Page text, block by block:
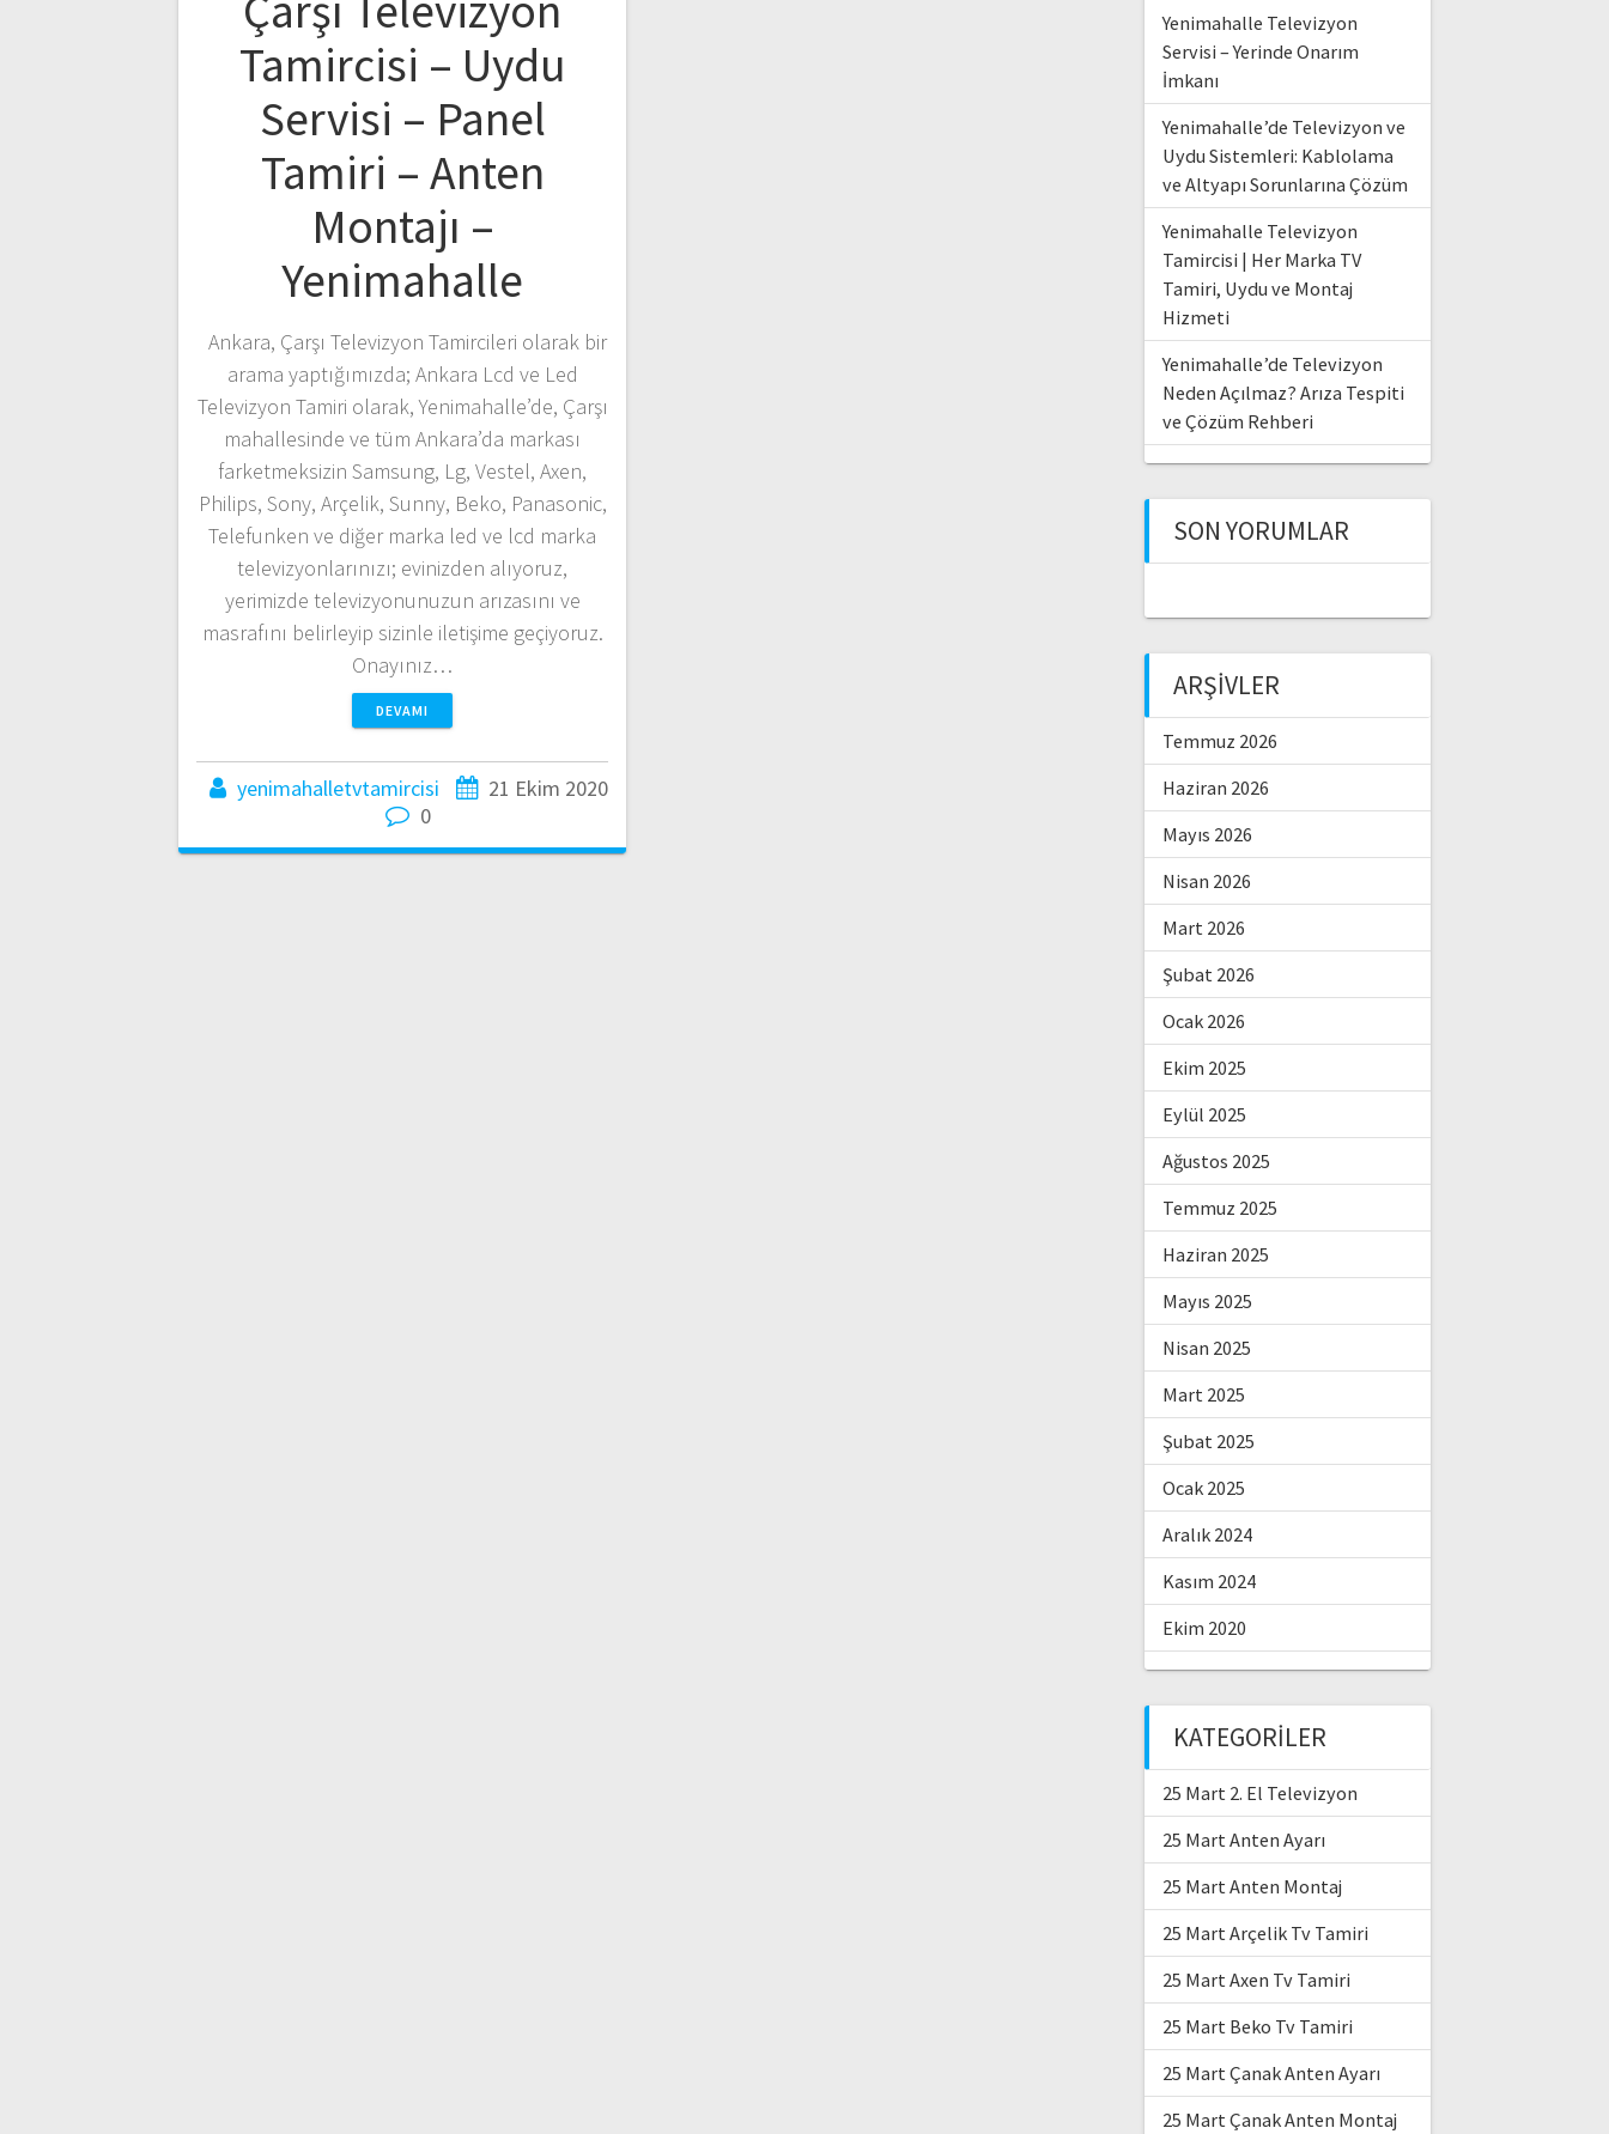
Tamircisi – Uydu
Servisi – Panel
Tamiri – Anten
Montajı –
Yenimahalle
Ankara, Çarşı Televizyon Tamircileri olarak bir
arama yaptığımızda; Ankara Lcd ve Led
Televizyon Tamiri olarak, Yenimahalle’de, Çarşı
mahallesinde ve tüm Ankara’da markası
farketmeksizin Samsung, Lg, Vestel, Axen,
Philips, Sony, Arçelik, Sunny, Beko, Panasonic,
Telefunken ve diğer marka led ve lcd marka
televizyonlarınızı; evinizden alıyoruz,
yerimizde televizyonunuzun arızasını ve
masrafını belirleyip sizinle iletişime geçiyoruz.
Onayınız…
DEVAMI
yenimahalletvtamircisi
21 Ekim 2020
0
Yenimahalle Televizyon
Servisi – Yerinde Onarım
İmkanı
Yenimahalle’de Televizyon ve
Uydu Sistemleri: Kablolama
ve Altyapı Sorunlarına Çözüm
Yenimahalle Televizyon
Tamircisi | Her Marka TV
Tamiri, Uydu ve Montaj
Hizmeti
Yenimahalle’de Televizyon
Neden Açılmaz? Arıza Tespiti
ve Çözüm Rehberi
SON YORUMLAR
ARŞIVLER
Temmuz 2026
Haziran 2026
Mayıs 2026
Nisan 2026
Mart 2026
Şubat 2026
Ocak 2026
Ekim 2025
Eylül 2025
Ağustos 2025
Temmuz 2025
Haziran 2025
Mayıs 2025
Nisan 2025
Mart 2025
Şubat 2025
Ocak 2025
Aralık 2024
Kasım 2024
Ekim 2020
KATEGORILER
25 Mart 2. El Televizyon
25 Mart Anten Ayarı
25 Mart Anten Montaj
25 Mart Arçelik Tv Tamiri
25 Mart Axen Tv Tamiri
25 Mart Beko Tv Tamiri
25 Mart Çanak Anten Ayarı
25 Mart Çanak Anten Montaj